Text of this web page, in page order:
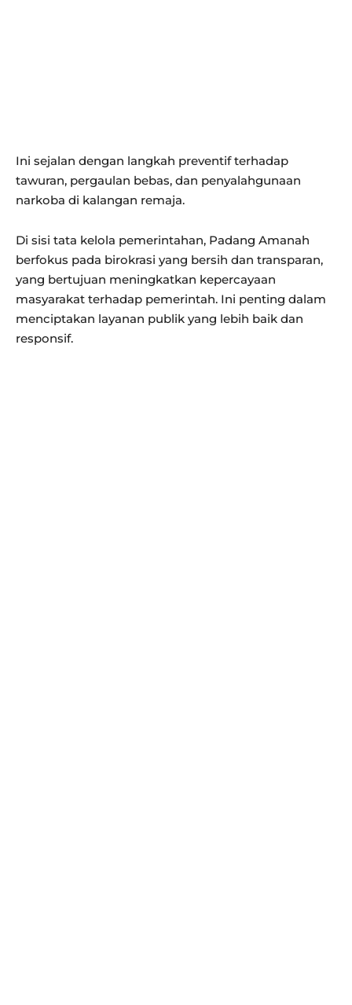
Ini sejalan dengan langkah preventif terhadap
tawuran, pergaulan bebas, dan penyalahgunaan
narkoba di kalangan remaja.
Di sisi tata kelola pemerintahan, Padang Amanah
berfokus pada birokrasi yang bersih dan transparan,
yang bertujuan meningkatkan kepercayaan
masyarakat terhadap pemerintah. Ini penting dalam
menciptakan layanan publik yang lebih baik dan
responsif.